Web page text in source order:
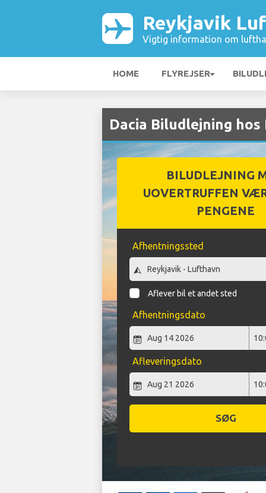
Reykjavik
Vigtig information om
HOME FLYREJSER
Dacia Biludlejning
BILUDLEJNING
UOVERTRUFFEN
PENGENE
Afhentningssted
Aflever bil et andet sted
Afhentningsdato
Afleveringsdato
SØG